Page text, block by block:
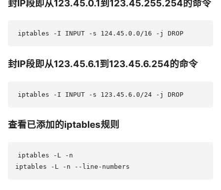
封IP段即从123.45.0.1到123.45.255.254的命令
封IP段即从123.45.6.1到123.45.6.254的命令
查看已添加的iptables规则
iptables -L -n